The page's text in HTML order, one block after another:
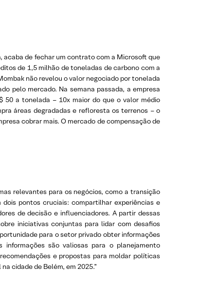
acaba de fechar um contrato com a Microsoft que
de 1,5 milhão de toneladas de carbono com a
não revelou o valor negociado por tonelada
pelo mercado. Na semana passada, a empresa
50 a tonelada – 10x maior do que o valor médio
áreas degradadas e refloresta os terrenos – o
cobrar mais. O mercado de compensação de
relevantes para os negócios, como a transição
pontos cruciais: compartilhar experiências e
de decisão e influenciadores. A partir dessas
iniciativas conjuntas para lidar com desafios
para o setor privado obter informações
informações são valiosas para o planejamento
e propostas para moldar políticas
cidade de Belém, em 2025.”